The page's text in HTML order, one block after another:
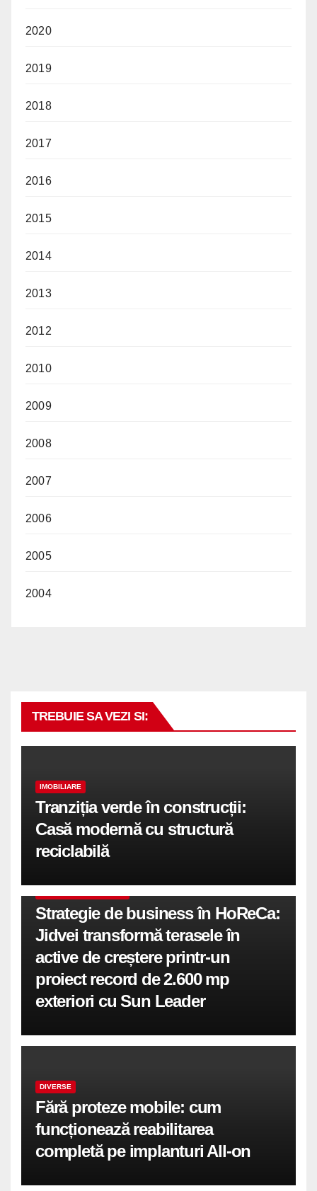
2020
2019
2018
2017
2016
2015
2014
2013
2012
2010
2009
2008
2007
2006
2005
2004
TREBUIE SA VEZI SI:
IMOBILIARE
Tranziția verde în construcții:
Casă modernă cu structură
reciclabilă
Strategie de business în HoReCa:
Jidvei transformă terasele în
active de creștere printr-un
proiect record de 2.600 mp
exteriori cu Sun Leader
DIVERSE
Fără proteze mobile: cum
funcționează reabilitarea
completă pe implanturi All-on